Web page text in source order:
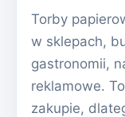
Torby
w sklepach,
gastronomii,
reklamowe.
zakupie,